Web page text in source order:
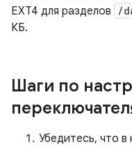
EXT4 для разделов
/
КБ.
Шаги по
Убедитесь, что в